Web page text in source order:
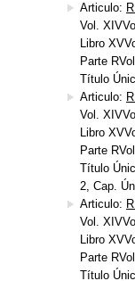
Articulo:
Vol.
Libro
Parte
Título
Articulo:
Vol.
Libro
Parte
Título
2, Cap.
Articulo:
Vol.
Libro
Parte
Título